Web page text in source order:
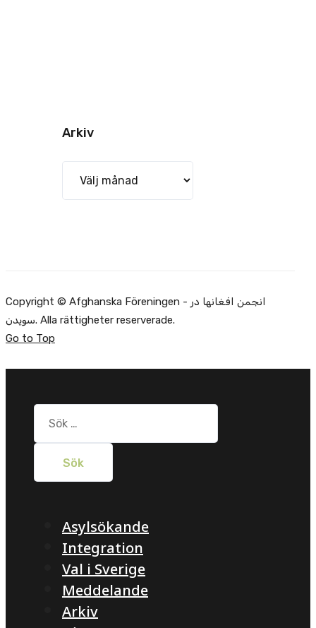
Arkiv
Copyright © Afghanska Föreningen - انجمن افغانها در
سویدن. Alla rättigheter reserverade.
Go to Top
Sök
efter:
Asylsökande
Integration
Val i Sverige
Meddelande
Arkiv